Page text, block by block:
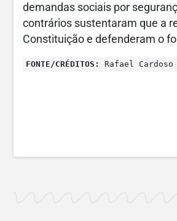
demandas sociais por
contrários sustentaram que a
Constituição e defenderam o
FONTE/CRÉDITOS: Rafael